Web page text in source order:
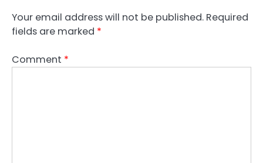
Your email address will not be published. Required
fields are marked *
Comment *